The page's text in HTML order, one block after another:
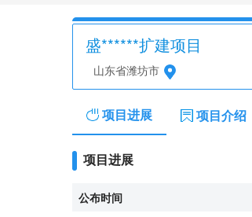
盛******扩建项目
山东省潍坊市
项目进展 项目介绍
项目进展
公布时间